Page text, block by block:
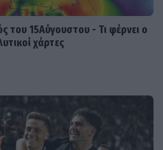
Μαριλού θα
μου»
πρώτο μου
πήγαινα Ε’
του 15Αύγουστου - Τι φέρνει ο
χάρτες